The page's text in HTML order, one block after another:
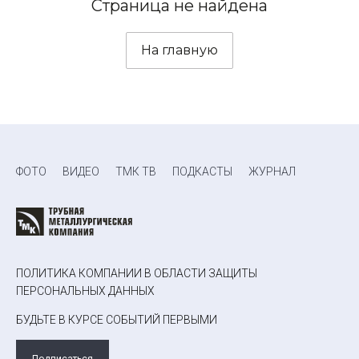
Страница не найдена
На главную
ФОТО ВИДЕО ТМК ТВ ПОДКАСТЫ ЖУРНАЛ
ПОЛИТИКА КОМПАНИИ В ОБЛАСТИ ЗАЩИТЫ
ПЕРСОНАЛЬНЫХ ДАННЫХ
БУДЬТЕ В КУРСЕ СОБЫТИЙ ПЕРВЫМИ